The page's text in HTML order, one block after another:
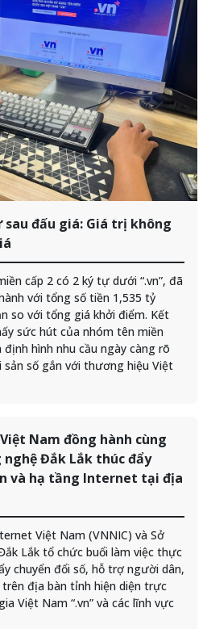
Nam đồng hành cùng
nghệ Đắk Lắk thúc đẩy
và hạ tầng Internet tại địa
Việt Nam (VNNIC) và Sở
Lắk tổ chức buổi làm việc thực
chuyển đổi số, hỗ trợ người dân,
địa bàn tỉnh hiện diện trực
Việt Nam “.vn” và các lĩnh vực
sau đấu giá: Giá trị không
cấp 2 có 2 ký tự dưới “.vn”, đã
với tổng số tiền 1,535 tỷ
so với tổng giá khởi điểm. Kết
sức hút của nhóm tên miền
hình nhu cầu ngày càng rõ
số gắn với thương hiệu Việt